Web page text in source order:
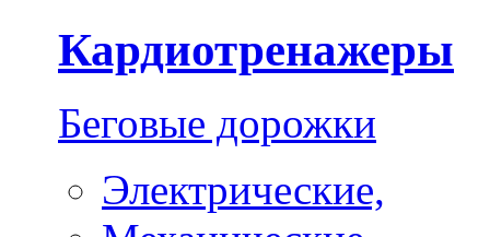
Кардиотренажеры
Беговые дорожки
Электрические,